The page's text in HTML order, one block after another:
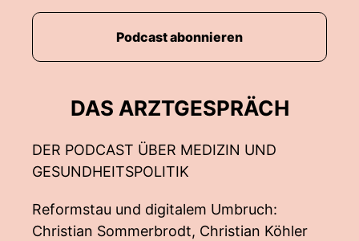
DAS ARZTGESPRÄCH
DER PODCAST ÜBER MEDIZIN UND
GESUNDHEITSPOLITIK
Reformstau und digitalem Umbruch:
Christian Sommerbrodt, Christian Köhler
Podcast abonnieren